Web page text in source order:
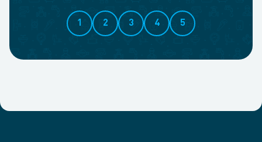
1 2 3 4 5